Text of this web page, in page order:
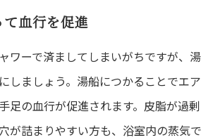
血行を促進
ワーで済ましてしまいがちですが、湯
しましょう。湯船につかることでエア
足の血行が促進されます。皮脂が過剰
が詰まりやすい方も、浴室内の蒸気で